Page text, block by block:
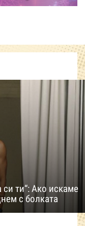
си ти“: Ако искаме
с болката